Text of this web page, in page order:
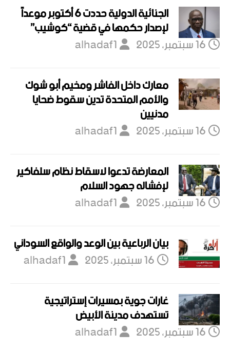
الجنائية الدولية حددت 6 أكتوبر موعداً
لإصدار حكمها في قضية “كوشيب”
16 سبتمبر، 2025
alhadaf1
معارك داخل الفاشر ومخيم أبو شوك
والأمم المتحدة تدين سقوط ضحايا
مدنيين
16 سبتمبر، 2025
alhadaf1
المعارضة تدعوا لاسقاط نظام سلفاكير
لإفشاله جهود السلام
16 سبتمبر، 2025
alhadaf1
بيان الرباعية بين الوعد والواقع السوداني
16 سبتمبر، 2025
alhadaf1
غارات جوية بمسيرات إستراتيجية
تستهدف مدينة الأبيض
16 سبتمبر، 2025
alhadaf1